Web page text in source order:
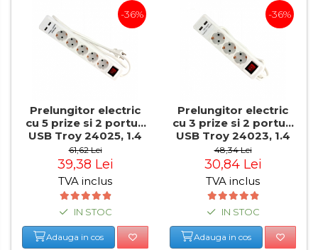
-36%
Prelungitor electric
cu 5 prize si 2 porturi
USB Troy 24025, 1.4
m
61,62 Lei
39,38 Lei
TVA inclus
IN STOC
Adauga in cos
-36%
Prelungitor electric
cu 3 prize si 2 porturi
USB Troy 24023, 1.4
m
48,34 Lei
30,84 Lei
TVA inclus
IN STOC
Adauga in cos